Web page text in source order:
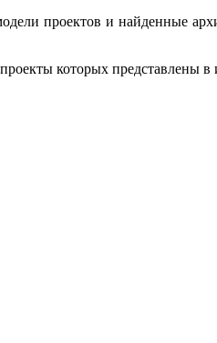
проектов и найденные
которых представлены в